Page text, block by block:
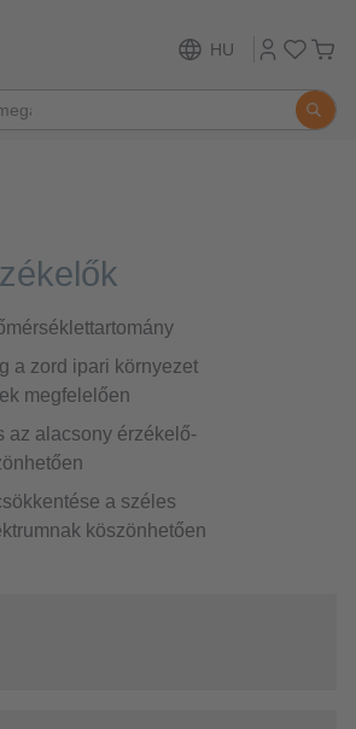
HU
a zord ipari környezet
megfelelően
az alacsony érzékelő-
a széles
köszönhetően